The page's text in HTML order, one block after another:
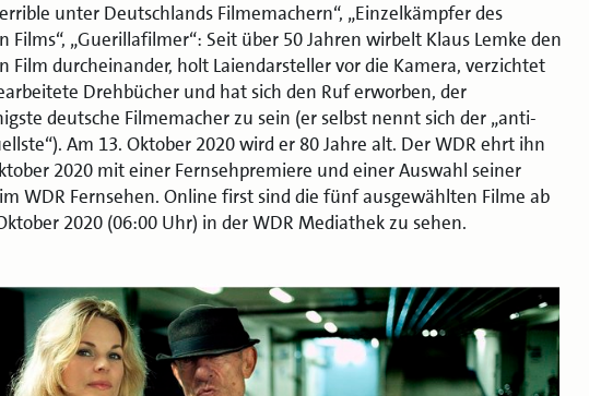
unter Deutschlands Filmemachern“, „Einzelkämpfer des
Films“, „Guerillafilmer“: Seit über 50 Jahren wirbelt Klaus Lemke den
Film durcheinander, holt Laiendarsteller vor die Kamera, verzichtet
Drehbücher und hat sich den Ruf erworben, der
deutsche Filmemacher zu sein (er selbst nennt sich der „anti-
Am 13. Oktober 2020 wird er 80 Jahre alt. Der WDR ehrt ihn
2020 mit einer Fernsehpremiere und einer Auswahl seiner
WDR Fernsehen. Online first sind die fünf ausgewählten Filme ab
2020 (06:00 Uhr) in der WDR Mediathek zu sehen.